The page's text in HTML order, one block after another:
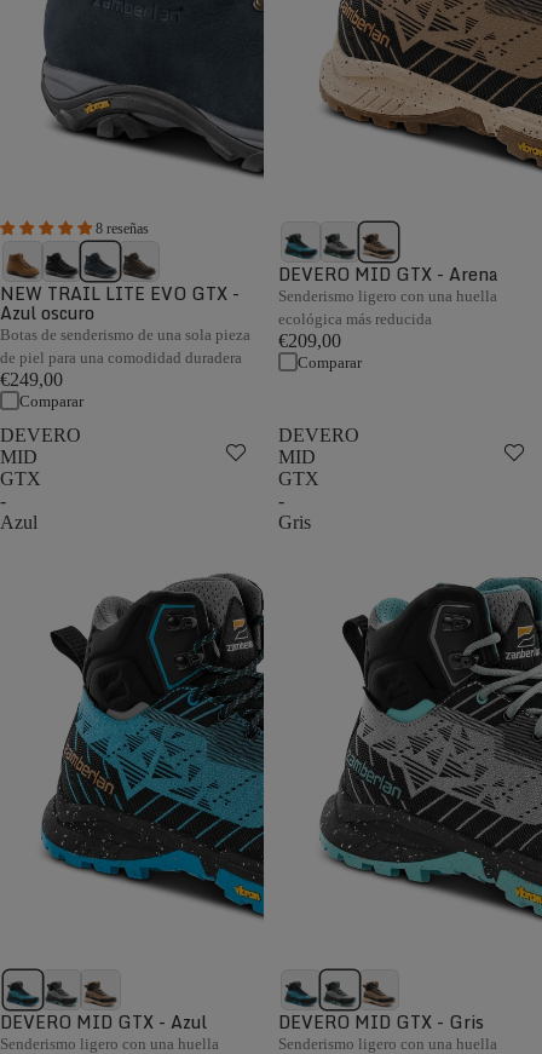
8 reseñas
NEW TRAIL LITE EVO GTX -
Azul oscuro
Botas de senderismo de una sola pieza
de piel para una comodidad duradera
€249,00
Comparar
DEVERO MID GTX - Arena
Senderismo ligero con una huella
ecológica más reducida
€209,00
Comparar
DEVERO
MID
GTX
-
Azul
DEVERO MID GTX - Azul
Senderismo ligero con una huella
DEVERO
MID
GTX
-
Gris
DEVERO MID GTX - Gris
Senderismo ligero con una huella